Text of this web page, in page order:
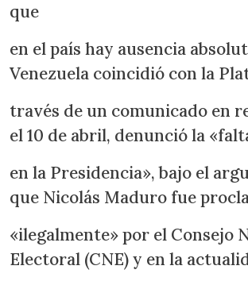
que
en el país hay ausencia
Venezuela coincidió con la
través de un comunicado en
el 10 de abril, denunció la
en la Presidencia», bajo el
que Nicolás Maduro fue
«ilegalmente» por el Consejo
Electoral (CNE) y en la